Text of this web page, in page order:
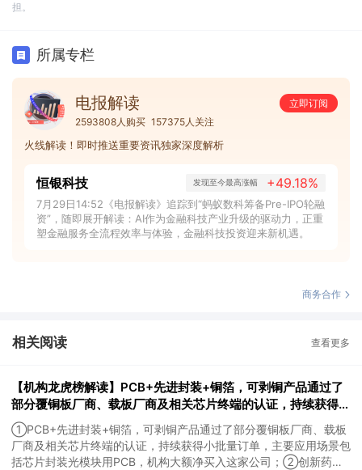
担。
所属专栏
电报解读
立即订阅
2593808人购买 157375人关注
火线解读！即时推送重要资讯独家深度解析
恒银科技 发现至今最高涨幅 +49.18%
7月29日14:52《电报解读》追踪到“蚂蚁数科筹备Pre-IPO轮融
资”，随即展开解读：AI作为金融科技产业升级的驱动力，正重
塑金融服务全流程效率与体验，金融科技投资迎来新机遇。
商务合作
相关阅读 查看更多
【机构龙虎榜解读】PCB+先进封装+铜箔，可剥铜产品通过了
部分覆铜板厂商、载板厂商及相关芯片终端的认证，持续获得小
批量订单，主要应用场景包括芯片封装光模块用PCB，机构大
额净买入这家公司
①PCB+先进封装+铜箔，可剥铜产品通过了部分覆铜板厂商、载板
厂商及相关芯片终端的认证，持续获得小批量订单，主要应用场景包
括芯片封装光模块用PCB，机构大额净买入这家公司；②创新药